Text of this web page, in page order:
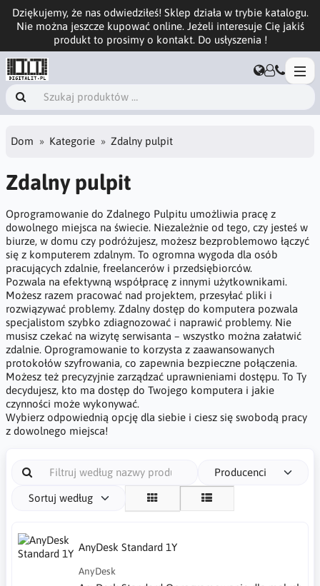
Dziękujemy, że nas odwiedziłeś! Sklep działa w trybie katalogu.
Nie można jeszcze kupować online. Jeżeli interesuje Cię jakiś
produkt to prosimy o kontakt. Do usłyszenia !
Dom Kategorie Zdalny pulpit
Zdalny pulpit
Oprogramowanie do Zdalnego Pulpitu umożliwia pracę z
dowolnego miejsca na świecie. Niezależnie od tego, czy jesteś w
biurze, w domu czy podróżujesz, możesz bezproblemowo łączyć
się z komputerem zdalnym. To ogromna wygoda dla osób
pracujących zdalnie, freelancerów i przedsiębiorców.
Pozwala na efektywną współpracę z innymi użytkownikami.
Możesz razem pracować nad projektem, przesyłać pliki i
rozwiązywać problemy. Zdalny dostęp do komputera pozwala
specjalistom szybko zdiagnozować i naprawić problemy. Nie
musisz czekać na wizytę serwisanta – wszystko można załatwić
zdalnie. Oprogramowanie to korzysta z zaawansowanych
protokołów szyfrowania, co zapewnia bezpieczne połączenia.
Możesz też precyzyjnie zarządzać uprawnieniami dostępu. To Ty
decydujesz, kto ma dostęp do Twojego komputera i jakie
czynności może wykonywać.
Wybierz odpowiednią opcję dla siebie i ciesz się swobodą pracy
z dowolnego miejsca!
Producenci
Sortuj według
AnyDesk Standard 1Y
AnyDesk